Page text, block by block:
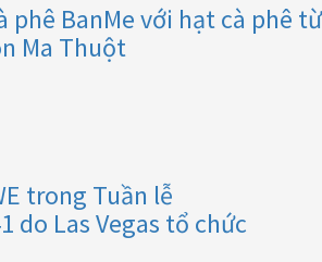
phê BanMe với hạt cà phê từ
Ma Thuột
trong Tuần lễ
do Las Vegas tổ chức